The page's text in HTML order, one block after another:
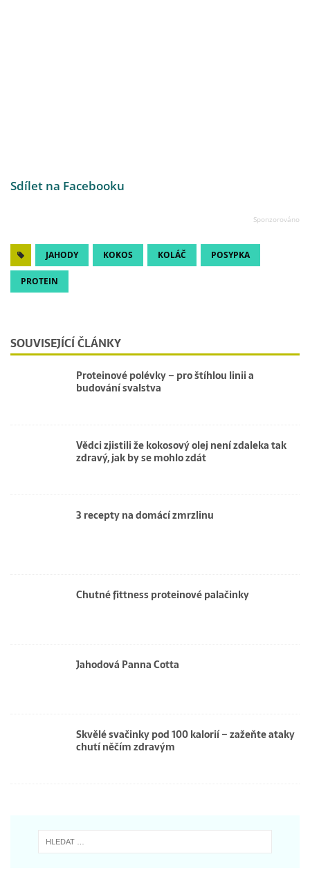
Sdílet na Facebooku
JAHODY KOKOS KOLÁČ POSYPKA
PROTEIN
SOUVISEJÍCÍ ČLÁNKY
Proteinové polévky – pro štíhlou linii a
budování svalstva
Vědci zjistili že kokosový olej není zdaleka tak
zdravý, jak by se mohlo zdát
3 recepty na domácí zmrzlinu
Chutné fittness proteinové palačinky
Jahodová Panna Cotta
Skvělé svačinky pod 100 kalorií – zažeňte ataky
chutí něčím zdravým